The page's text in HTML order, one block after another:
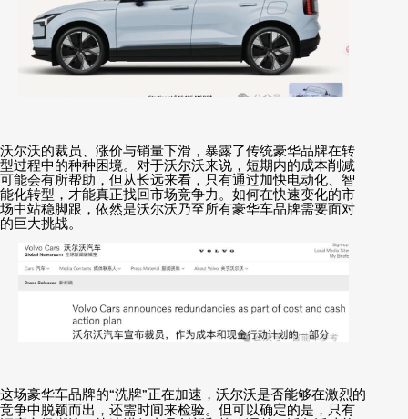
沃尔沃的裁员、涨价与销量下滑，暴露了传统豪华品牌在转
型过程中的种种困境。对于沃尔沃来说，短期内的成本削减
可能会有所帮助，但从长远来看，只有通过加快电动化、智
能化转型，才能真正找回市场竞争力。如何在快速变化的市
场中站稳脚跟，依然是沃尔沃乃至所有豪华车品牌需要面对
的巨大挑战。
这场豪华车品牌的“洗牌”正在加速，沃尔沃是否能够在激烈的
竞争中脱颖而出，还需时间来检验。但可以确定的是，只有